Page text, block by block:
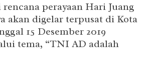
perayaan Hari Juang
akan digelar terpusat di Kota
15 Desember 2019
tema, “TNI AD adalah